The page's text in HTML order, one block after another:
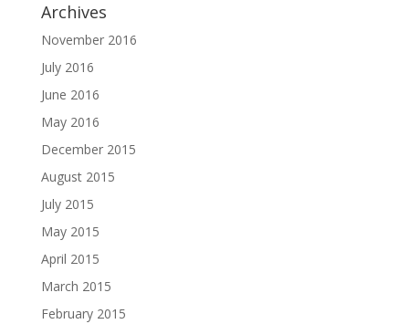
Archives
November 2016
July 2016
June 2016
May 2016
December 2015
August 2015
July 2015
May 2015
April 2015
March 2015
February 2015